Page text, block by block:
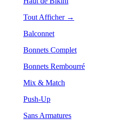
Tout Afficher →
Balconnet
Bonnets Complet
Bonnets Rembourré
Mix & Match
Push-Up
Sans Armatures